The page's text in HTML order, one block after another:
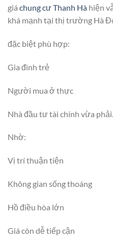
giá chung cư Thanh Hà hiện
khá mạnh tại thị trường Hà
đặc biệt phù hợp:
Gia đình trẻ
Người mua ở thực
Nhà đầu tư tài chính vừa phải.
Nhờ:
Vị trí thuận tiện
Không gian sống thoáng
Hồ điều hòa lớn
Giá còn dễ tiếp cận